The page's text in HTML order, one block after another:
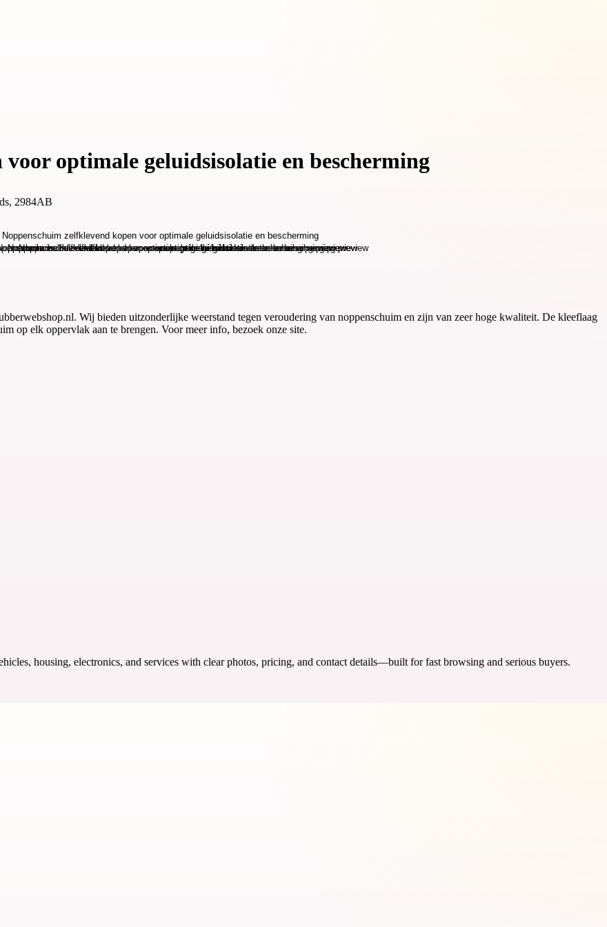
optimale geluidsisolatie en bescherming
2984AB
Wij bieden uitzonderlijke weerstand tegen veroudering van noppenschuim en zijn van zeer hoge kwaliteit. De kleeflaag
op elk oppervlak aan te brengen. Voor meer info, bezoek onze site.
housing, electronics, and services with clear photos, pricing, and contact details—built for fast browsing and serious buyers.